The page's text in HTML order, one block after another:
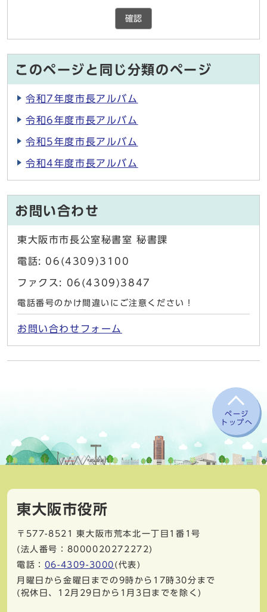
確認
このページと同じ分類のページ
令和7年度市長アルバム
令和6年度市長アルバム
令和5年度市長アルバム
令和4年度市長アルバム
お問い合わせ
東大阪市市長公室秘書室 秘書課
電話: 06(4309)3100
ファクス: 06(4309)3847
電話番号のかけ間違いにご注意ください！
お問い合わせフォーム
ページ
トップへ
東大阪市役所
〒577-8521
東大阪市荒本北一丁目1番1号
(法人番号：8000020272272)
電話： 06-4309-3000 (代表)
月曜日から金曜日までの9時から17時30分まで
(祝休日、12月29日から1月3日までを除く)